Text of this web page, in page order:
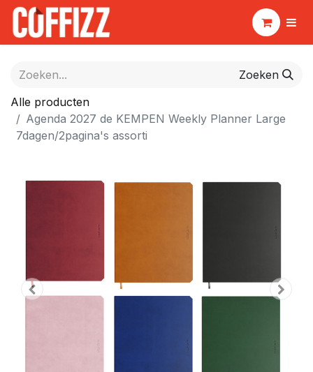
Zoeken
Alle producten
Agenda 2027 de KEMPEN Weekly Planner Large
7dagen/2pagina's assorti